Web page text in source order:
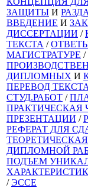
ЗАЩИТЫ И
ВВЕДЕНИЕ И
ДИССЕРТАЦИИ /
ТЕКСТА /
МАГИСТРАТУРЕ /
ДИПЛОМНЫХ И
ПЕРЕВОД ТЕКСТА
СТУД.РАБОТ /
ПРАКТИЧЕСКАЯ
ПРЕЗЕНТАЦИИ /
РЕФЕРАТ ДЛЯ
ДИПЛОМНОЙ
ПОДЪЕМ
/ЭССЕ